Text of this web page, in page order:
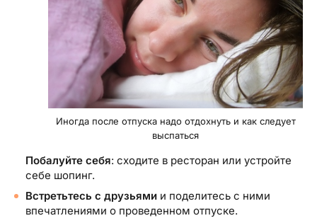
Иногда после отпуска надо отдохнуть и как следует
выспаться
Побалуйте себя: сходите в ресторан или устройте
себе шопинг.
Встретьтесь с друзьями и поделитесь с ними
впечатлениями о проведенном отпуске.